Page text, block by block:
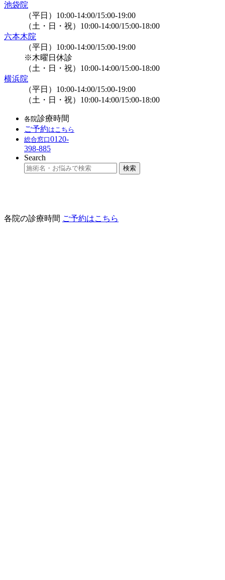
池袋院
（平日）10:00-14:00/15:00-19:00
（土・日・祝）10:00-14:00/15:00-18:00
六本木院
（平日）10:00-14:00/15:00-19:00
※木曜日休診
（土・日・祝）10:00-14:00/15:00-18:00
横浜院
（平日）10:00-14:00/15:00-19:00
（土・日・祝）10:00-14:00/15:00-18:00
各院診療時間
ご予約はこちら
総合窓口0120-
398-885
Search
各院の診療時間 ご予約はこちら